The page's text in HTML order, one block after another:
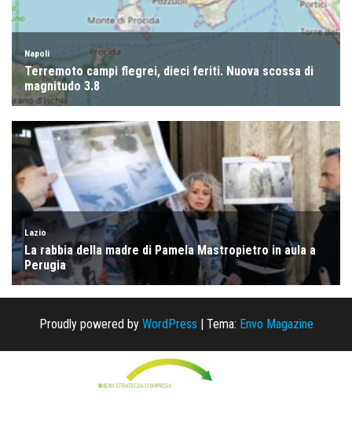
Proudly powered by WordPress | Tema: Envo Magazine